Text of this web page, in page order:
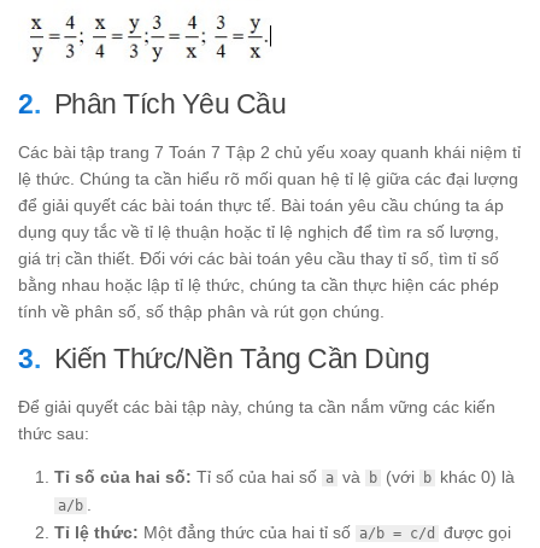
Phân Tích Yêu Cầu
Các bài tập trang 7 Toán 7 Tập 2 chủ yếu xoay quanh khái niệm tỉ
lệ thức. Chúng ta cần hiểu rõ mối quan hệ tỉ lệ giữa các đại lượng
để giải quyết các bài toán thực tế. Bài toán yêu cầu chúng ta áp
dụng quy tắc về tỉ lệ thuận hoặc tỉ lệ nghịch để tìm ra số lượng,
giá trị cần thiết. Đối với các bài toán yêu cầu thay tỉ số, tìm tỉ số
bằng nhau hoặc lập tỉ lệ thức, chúng ta cần thực hiện các phép
tính về phân số, số thập phân và rút gọn chúng.
Kiến Thức/Nền Tảng Cần Dùng
Để giải quyết các bài tập này, chúng ta cần nắm vững các kiến
thức sau:
Tỉ số của hai số: Tỉ số của hai số a và b (với b khác 0) là
a/b .
Tỉ lệ thức: Một đẳng thức của hai tỉ số a/b = c/d
được gọi